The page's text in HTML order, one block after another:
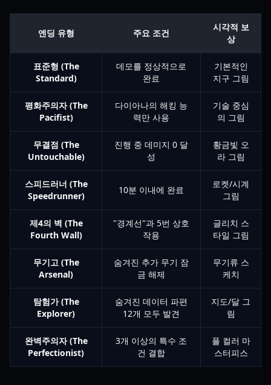
엔딩 유형 주요 조건
시각적 보
상
표준형 (The
Standard)
데모를 정상적으로
완료
기본적인
지구 그림
평화주의자 (The
Pacifist)
다이아나의 해킹 능
력만 사용
기술 중심
의 그림
무결점 (The
Untouchable)
진행 중 데미지 0 달
성
황금빛 오
라 그림
스피드러너 (The
Speedrunner)
10분 이내에 완료
로켓/시계
그림
제4의 벽 (The
Fourth Wall)
"경계선"과 5번 상호
작용
글리치 스
타일 그림
무기고 (The
Arsenal)
숨겨진 추가 무기 잠
금 해제
무기류 스
케치
탐험가 (The
Explorer)
숨겨진 데이터 파편
12개 모두 발견
지도/달 그
림
완벽주의자 (The
Perfectionist)
3개 이상의 특수 조
건 결합
풀 컬러 마
스터피스